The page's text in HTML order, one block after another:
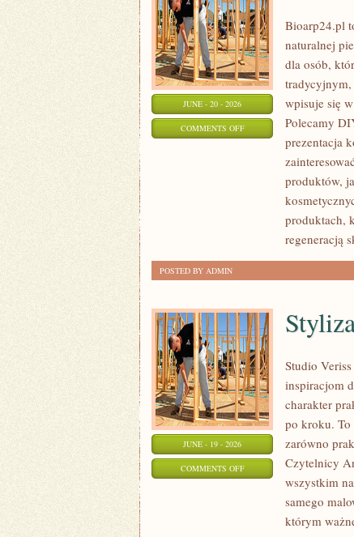
JUNE - 20 - 2026
COMMENTS OFFON
Bioarp24.pl
naturalnej
dla osób,
tradycyjnym,
wpisuje się
Polecamy
prezentacja
produktów,
produktach,
regeneracją
POSTED BY ADMIN
JUNE - 19 - 2026
COMMENTS OFFON
STYLIZACJE
Studio
inspiracjom
charakter
po kroku. To
zarówno
Czytelnicy
wszystkim
samego
którym